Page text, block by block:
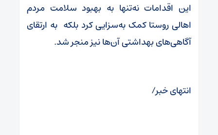
این اقدامات نه‌تنها به بهبود سلامت مردم
اهالی روستا کمک به‌سزایی کرد بلکه به ارتقای
آگاهی‌های بهداشتی آن‌ها نیز منجر شد.
انتهای خبر/